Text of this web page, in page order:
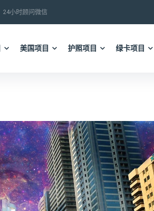
24小时顾问微信
美国项目 护照项目 绿卡项目